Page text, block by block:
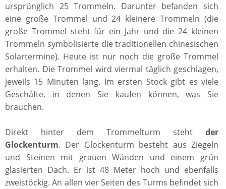
ursprünglich 25 Trommeln. Darunter befanden sich
eine große Trommel und 24 kleinere Trommeln (die
große Trommel steht für ein Jahr und die 24 kleinen
Trommeln symbolisierte die traditionellen chinesischen
Solartermine). Heute ist nur noch die große Trommel
erhalten. Die Trommel wird viermal täglich geschlagen,
jeweils 15 Minuten lang. Im ersten Stock gibt es viele
Geschäfte, in denen Sie kaufen können, was Sie
brauchen.
Direkt hinter dem Trommelturm steht der
Glockenturm. Der Glockenturm besteht aus Ziegeln
und Steinen mit grauen Wänden und einem grün
glasierten Dach. Er ist 48 Meter hoch und ebenfalls
zweistöckig. An allen vier Seiten des Turms befindet sich